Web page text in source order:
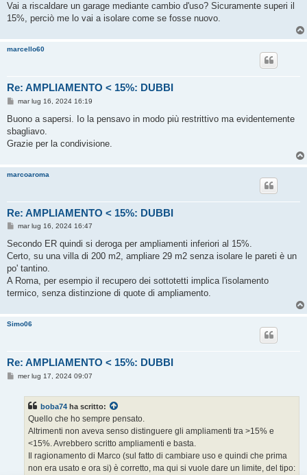
Vai a riscaldare un garage mediante cambio d'uso? Sicuramente superi il
15%, perciò me lo vai a isolare come se fosse nuovo.
marcello60
Re: AMPLIAMENTO < 15%: DUBBI
M
s
a
g
o
mar lug 16, 2024 16:19
Buono a sapersi. Io la pensavo in modo più restrittivo ma evidentemente
sbagliavo.
Grazie per la condivisione.
marcoaroma
Re: AMPLIAMENTO < 15%: DUBBI
M
s
a
g
i
o
mar lug 16, 2024 16:47
Secondo ER quindi si deroga per ampliamenti inferiori al 15%.
Certo, su una villa di 200 m2, ampliare 29 m2 senza isolare le pareti è un
po' tantino.
A Roma, per esempio il recupero dei sottotetti implica l'isolamento
termico, senza distinzione di quote di ampliamento.
Simo06
Re: AMPLIAMENTO < 15%: DUBBI
Mmer lug 17, 2024 09:07
boba74 ha scritto:
Quello che ho sempre pensato.
Altrimenti non aveva senso distinguere gli ampliamenti tra >15% e
<15%. Avrebbero scritto ampliamenti e basta.
Il ragionamento di Marco (sul fatto di cambiare uso e quindi che prima
non era usato e ora si) è corretto, ma qui si vuole dare un limite, del tipo: